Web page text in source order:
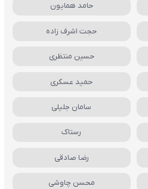
حامد همایون
حجت اشرف زاده
حسین منتظری
حمید عسکری
سامان جلیلی
رستاک
رضا صادقی
محسن چاوشی